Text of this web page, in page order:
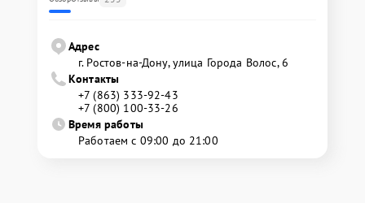
Адрес
г. Ростов-на-Дону, улица Города Волос, 6
Контакты
+7 (863) 333-92-43
+7 (800) 100-33-26
Время работы
Работаем с 09:00 до 21:00